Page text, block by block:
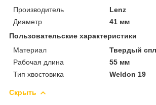
Производитель
Lenz
Диаметр
41 мм
Пользовательские характеристики
Материал
Твердый
Рабочая длина
55 мм
Тип хвостовика
Weldon 19
Скрыть